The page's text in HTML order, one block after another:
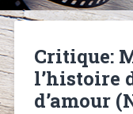
Critique:
l’histoire
d’amour